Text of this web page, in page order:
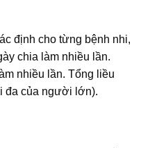
định cho từng bệnh nhi,
chia làm nhiều lần.
nhiều lần. Tổng liều
đa của người lớn).